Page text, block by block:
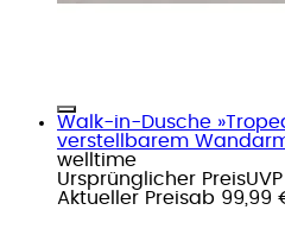
Walk-in-Dusche
verstellbarem
welltime
Ursprünglicher Preis
Aktueller Preisab 99,99